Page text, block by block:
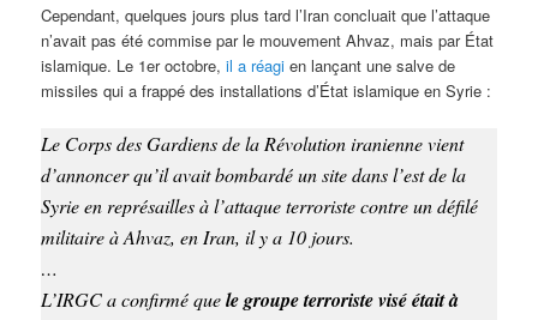
Cependant, quelques jours plus tard l’Iran concluait que l’attaque
n’avait pas été commise par le mouvement Ahvaz, mais par État
islamique. Le 1er octobre,il a réagi en lançant une salve de
missiles qui a frappé des installations d’État islamique en Syrie :
Le Corps des Gardiens de la Révolution iranienne vient
d’annoncer qu’il avait bombardé un site dans l’est de la
Syrie en représailles à l’attaque terroriste contre un défilé
militaire à Ahvaz, en Iran, il y a 10 jours.
…
L’IRGC a confirmé quele groupe terroriste visé était à